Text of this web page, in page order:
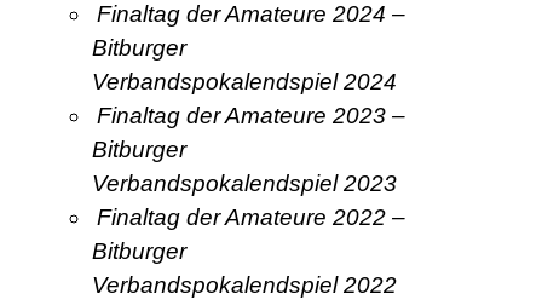
Finaltag der Amateure 2024 –
Bitburger
Verbandspokalendspiel 2024
Finaltag der Amateure 2023 –
Bitburger
Verbandspokalendspiel 2023
Finaltag der Amateure 2022 –
Bitburger
Verbandspokalendspiel 2022